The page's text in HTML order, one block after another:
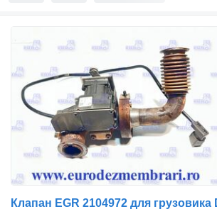
Клапан EGR 2104972 для грузовика